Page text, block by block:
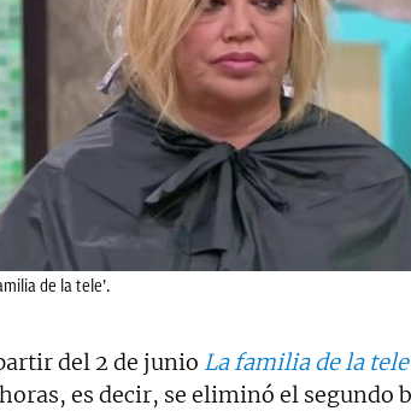
de la tele’.
del 2 de junio La familia de la tele
es decir, se eliminó el segundo